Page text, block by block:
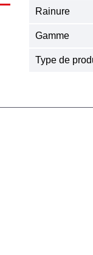
Rainure
Gamme
Type de